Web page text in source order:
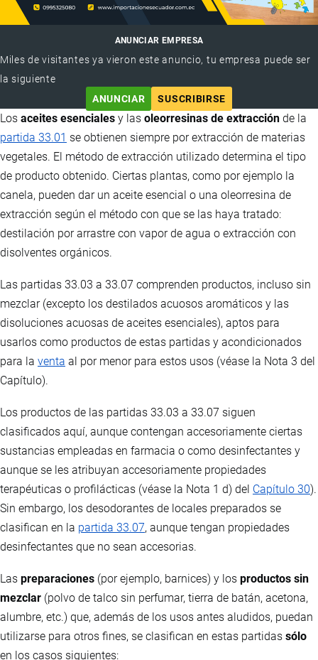
ANUNCIAR EMPRESA
Miles de visitantes ya vieron este anuncio, tu empresa puede ser
la siguiente
ANUNCIAR
SUSCRIBIRSE
Los aceites esenciales y las oleorresinas de extracción de la
partida 33.01 se obtienen siempre por extracción de materias
vegetales. El método de extracción utilizado determina el tipo
de producto obtenido. Ciertas plantas, como por ejemplo la
canela, pueden dar un aceite esencial o una oleorresina de
extracción según el método con que se las haya tratado:
destilación por arrastre con vapor de agua o extracción con
disolventes orgánicos.
Las partidas 33.03 a 33.07 comprenden productos, incluso sin
mezclar (excepto los destilados acuosos aromáticos y las
disoluciones acuosas de aceites esenciales), aptos para
usarlos como productos de estas partidas y acondicionados
para la venta al por menor para estos usos (véase la Nota 3 del
Capítulo).
Los productos de las partidas 33.03 a 33.07 siguen
clasificados aquí, aunque contengan accesoriamente ciertas
sustancias empleadas en farmacia o como desinfectantes y
aunque se les atribuyan accesoriamente propiedades
terapéuticas o profilácticas (véase la Nota 1 d) del Capítulo 30).
Sin embargo, los desodorantes de locales preparados se
clasifican en la partida 33.07, aunque tengan propiedades
desinfectantes que no sean accesorias.
Las preparaciones (por ejemplo, barnices) y los productos sin
mezclar (polvo de talco sin perfumar, tierra de batán, acetona,
alumbre, etc.) que, además de los usos antes aludidos, puedan
utilizarse para otros fines, se clasifican en estas partidas sólo
en los casos siguientes: